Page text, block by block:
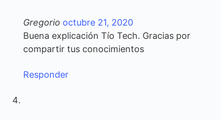
Gregorio octubre 21, 2020
Buena explicación Tío Tech. Gracias por
compartir tus conocimientos
Responder